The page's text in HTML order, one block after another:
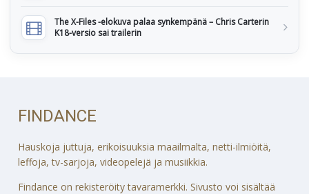
The X-Files -elokuva palaa synkempänä – Chris Carterin
K18-versio sai trailerin
FINDANCE
Hauskoja juttuja, erikoisuuksia maailmalta, netti-ilmiöitä,
leffoja, tv-sarjoja, videopelejä ja musiikkia.
Findance on rekisteröity tavaramerkki. Sivusto voi sisältää